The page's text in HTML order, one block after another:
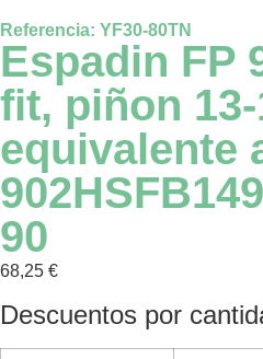
Referencia: YF30-80TN
Espadin FP
fit, piñon
equivalente
90
68,25 €
Descuentos por